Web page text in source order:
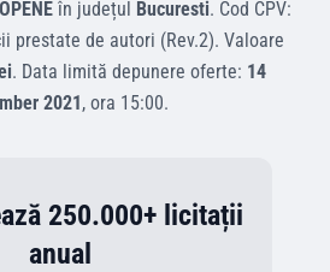
în județul Bucuresti. Cod CPV:
prestate de autori (Rev.2). Valoare
. Data limită depunere oferte: 14
2021, ora 15:00.
250.000+ licitații
anual